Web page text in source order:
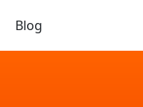
Blog